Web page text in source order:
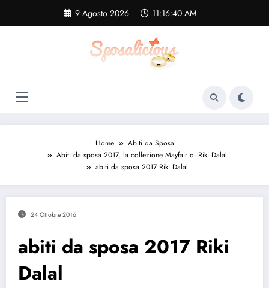
contenuto
9 Agosto 2026 11:16:41 AM
Home
Abiti da Sposa
Abiti da sposa 2017, la collezione Mayfair di Riki Dalal
abiti da sposa 2017 Riki Dalal
24 Ottobre 2016
abiti da sposa 2017 Riki
Dalal